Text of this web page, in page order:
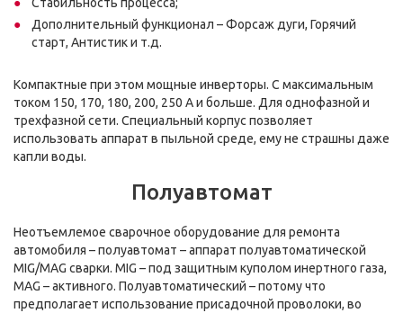
Дополнительный функционал – Форсаж дуги, Горячий
старт, Антистик и т.д.
Компактные при этом мощные инверторы. С максимальным
током 150, 170, 180, 200, 250 А и больше. Для однофазной и
трехфазной сети. Специальный корпус позволяет
использовать аппарат в пыльной среде, ему не страшны даже
капли воды.
Полуавтомат
Неотъемлемое сварочное оборудование для ремонта
автомобиля – полуавтомат – аппарат полуавтоматической
MIG/MAG сварки. MIG – под защитным куполом инертного газа,
MAG – активного. Полуавтоматический – потому что
предполагает использование присадочной проволоки, во